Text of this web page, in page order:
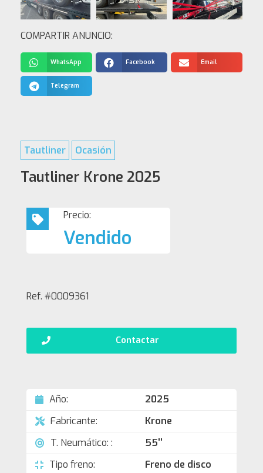
COMPARTIR ANUNCIO:
WhatsApp Facebook Email
Telegram
Tautliner Ocasión
Tautliner Krone 2025
Precio:
Vendido
Ref. #0009361
Contactar
Año:
2025
Fabricante:
Krone
T. Neumático: :
55''
Tipo freno:
Freno de disco